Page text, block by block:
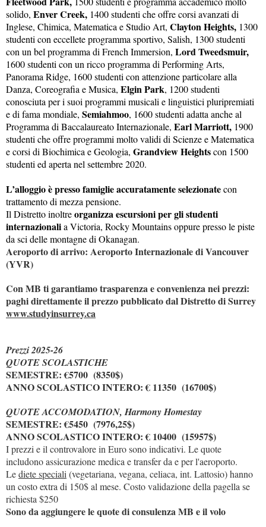
solido, Enver Creek, 1400 studenti che offre corsi avanzati di
Inglese, Chimica, Matematica e Studio Art, Clayton Heights, 1300
studenti con eccellete programma sportivo, Salish, 1300 studenti
con un bel programma di French Immersion, Lord Tweedsmuir,
1600 studenti con un ricco programma di Performing Arts,
Panorama Ridge, 1600 studenti con attenzione particolare alla
Danza, Coreografia e Musica, Elgin Park, 1200 studenti
conosciuta per i suoi programmi musicali e linguistici pluripremiati
e di fama mondiale, Semiahmoo, 1600 studenti adatta anche al
Programma di Baccalaureato Internazionale, Earl Marriott, 1900
studenti che offre programmi molto validi di Scienze e Matematica
e corsi di Biochimica e Geologia, Grandview Heightscon 1500
studenti ed aperta nel settembre 2020.
L’alloggio è presso famiglie accuratamente selezionatecon
trattamento di mezza pensione.
Il Distretto inoltreorganizza escursioni per gli studenti
internazionalia Victoria, Rocky Mountains oppure presso le piste
da sci delle montagne di Okanagan.
Aeroporto di arrivo: Aeroporto Internazionale di Vancouver
(YVR)
Con MB ti garantiamo trasparenza e convenienza nei prezzi:
paghi direttamente il prezzo pubblicato dal Distretto di Surrey
www.studyinsurrey.ca
Prezzi 2025-26
QUOTE SCOLASTICHE
SEMESTRE: €5700 (8350$)
ANNO SCOLASTICO INTERO: € 11350 (16700$)
QUOTE ACCOMODATION, Harmony Homestay
SEMESTRE: €5450 (7976,25$)
ANNO SCOLASTICO INTERO: € 10400 (15957$)
I prezzi e il controvalore in Euro sono indicativi. Le quote
includono assicurazione medica e transfer da e per l'aeroporto.
Lediete speciali (vegetariana, vegana, celiaca, int. Lattosio) hanno
un costo extra di 150$ al mese. Costo validazione della pagella se
richiesta $250
Sono da aggiungere le quote di consulenza MB e il volo